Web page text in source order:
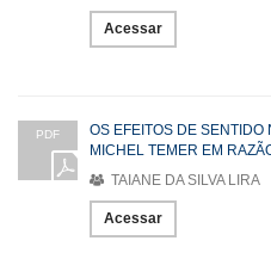
Acessar
PDF
OS EFEITOS DE
MICHEL TEMER EM
TAIANE DA SILVA LIRA
Acessar